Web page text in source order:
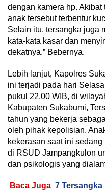
dengan kamera hp.
anak tersebut terbentur
Selain itu, tersangka juga
kata-kata kasar dan
dekatnya.” Bebernya.
Lebih lanjut, Kapolres
ini terjadi pada hari
pukul 22.00 WIB, di
Kabupaten Sukabumi,
tahun yang bekerja
oleh pihak kepolisian.
kekerasan saat ini
di RSUD Jampangkulon
dan psikologis yang
Baca Juga 7